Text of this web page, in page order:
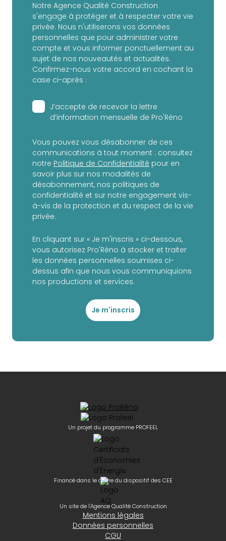
Notre Agence Qualité Construction
s'engage à protéger et à respecter votre vie
privée. Nous n'utiliserons vos données
personnelles que pour administrer votre
compte et vous informer ponctuellement au
sujet de nos nouveautés et actualités.
Confirmez-nous votre accord en cochant la
case ci-après :
J’accepte de recevoir la lettre
d’information mensuelle de Pro'Réno
Vous pouvez vous désabonner de ces
communications à tout moment : consultez
notre Politique de Confidentialité pour en
savoir plus sur nos modalités de
désabonnement, nos politiques de
confidentialité et sur notre engagement vis-
à-vis de la protection et du respect de la vie
privée.
En cliquant sur « Je m'inscris » ci-dessous,
vous autorisez Pro'Réno à stocker et traiter
les données personnelles soumises ci-
dessus afin que nous vous communiquions
nos productions et services.
Je m'inscris
Un projet du programme PROFEEL
Financé dans le cadre du dispositif des CEE
Un site de l'Agence Qualité Construction
Mentions légales
Données personnelles
CGU